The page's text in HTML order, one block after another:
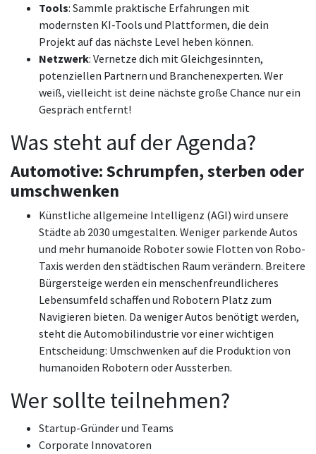
Tools: Sammle praktische Erfahrungen mit
modernsten KI-Tools und Plattformen, die dein
Projekt auf das nächste Level heben können.
Netzwerk: Vernetze dich mit Gleichgesinnten,
potenziellen Partnern und Branchenexperten. Wer
weiß, vielleicht ist deine nächste große Chance nur ein
Gespräch entfernt!
Was steht auf der Agenda?
Automotive: Schrumpfen, sterben oder
umschwenken
Künstliche allgemeine Intelligenz (AGI) wird unsere
Städte ab 2030 umgestalten. Weniger parkende Autos
und mehr humanoide Roboter sowie Flotten von Robo-
Taxis werden den städtischen Raum verändern. Breitere
Bürgersteige werden ein menschenfreundlicheres
Lebensumfeld schaffen und Robotern Platz zum
Navigieren bieten. Da weniger Autos benötigt werden,
steht die Automobilindustrie vor einer wichtigen
Entscheidung: Umschwenken auf die Produktion von
humanoiden Robotern oder Aussterben.
Wer sollte teilnehmen?
Startup-Gründer und Teams
Corporate Innovatoren